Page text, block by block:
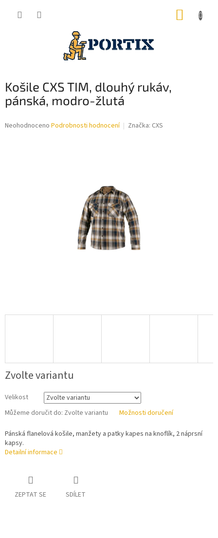
Košile CXS TIM, dlouhý rukáv,
pánská, modro-žlutá
Průměrné
Neohodnoceno Podrobnosti hodnocení Značka: CXS
Zvolte variantu
Velikost
Můžeme doručit do: Zvolte variantu Možnosti doručení
Pánská flanelová košile, manžety a patky kapes na knoflík, 2 náprsní
kapsy.
Detailní informace
ZEPTAT SE SDÍLET